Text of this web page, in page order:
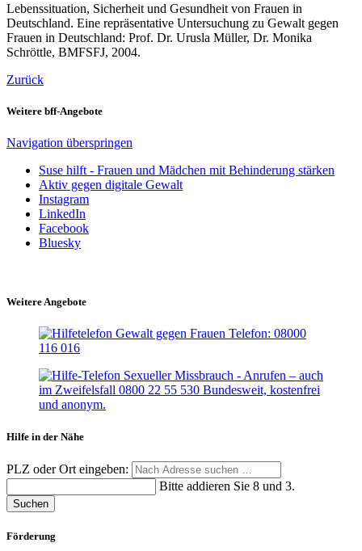
Lebenssituation, Sicherheit und Gesundheit von Frauen in
Deutschland. Eine repräsentative Untersuchung zu Gewalt gegen
Frauen in Deutschland: Prof. Dr. Urusla Müller, Dr. Monika
Schröttle, BMFSFJ, 2004.
Zurück
Weitere bff-Angebote
Navigation überspringen
Suse hilft - Frauen und Mädchen mit Behinderung stärken
Aktiv gegen digitale Gewalt
Instagram
LinkedIn
Facebook
Bluesky
Weitere Angebote
Hilfe in der Nähe
PLZ oder Ort eingeben:
Bitte addieren Sie 8 und 3.
Suchen
Förderung